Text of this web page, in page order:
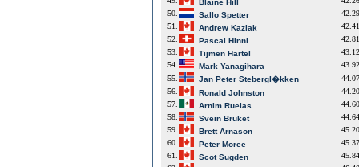
Blaine Hill
50.
Sallo Spetter
42.29
51.
Andrew Kaziak
42.41
52.
Pascal Hinni
42.81
53.
Tijmen Hartel
43.12
54.
Mark Yanagihara
43.92
55.
Jan Peter Stebergl�kken
44.07
56.
Ronald Johnston
44.20
57.
Arnim Ruelas
44.60
58.
Svein Bruket
44.64
59.
Brett Arnason
45.20
60.
Peter Moree
45.37
61.
Scot Sugden
45.84